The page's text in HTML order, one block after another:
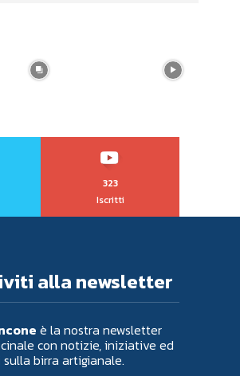
323
Iscritti
alla newsletter
è la nostra newsletter
con notizie, iniziative ed
birra artigianale.